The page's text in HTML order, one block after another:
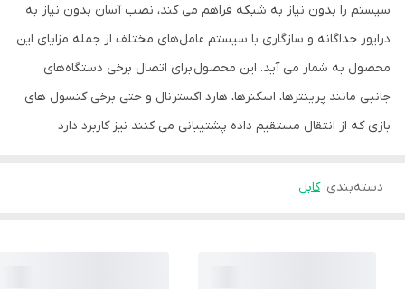
سیستم را بدون نیاز به شبکه فراهم می‌ کند، نصب آسان بدون نیاز به
درایور جداگانه و سازگاری با سیستم‌ عامل‌های مختلف از جمله مزایای این
محصول به شمار می‌ آید. این محصول برای اتصال برخی دستگاه‌های
جانبی مانند پرینترها، اسکنرها، هارد اکسترنال و حتی برخی کنسول‌ های
بازی که از انتقال مستقیم داده پشتیبانی می‌ کنند نیز کاربرد دارد
دسته‌بندی:کابل